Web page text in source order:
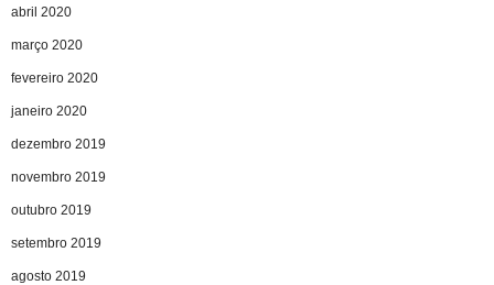
abril 2020
março 2020
fevereiro 2020
janeiro 2020
dezembro 2019
novembro 2019
outubro 2019
setembro 2019
agosto 2019